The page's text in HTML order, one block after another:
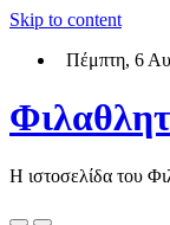
Skip to content
Πέμπτη, 6
Η ιστοσελίδα του